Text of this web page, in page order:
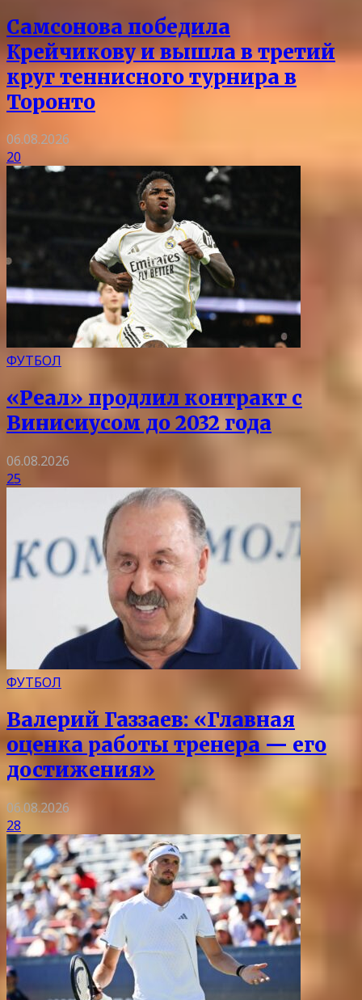
Самсонова победила
Крейчикову и вышла в третий
круг теннисного турнира в
Торонто
06.08.2026
20
ФУТБОЛ
«Реал» продлил контракт с
Винисиусом до 2032 года
06.08.2026
25
ФУТБОЛ
Валерий Газзаев: «Главная
оценка работы тренера — его
достижения»
06.08.2026
28